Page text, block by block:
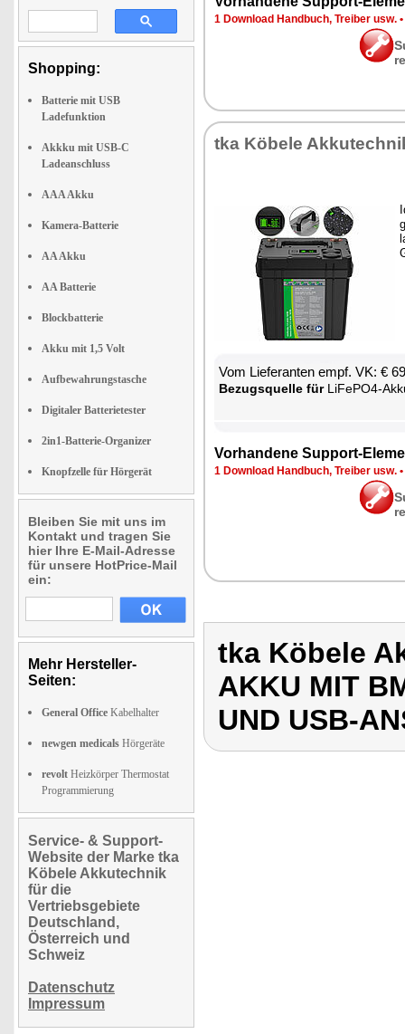
Shopping:
Batterie mit USB
Ladefunktion
Akkku mit USB-C
Ladeanschluss
AAA Akku
Kamera-Batterie
AA Akku
AA Batterie
Blockbatterie
Akku mit 1,5 Volt
Aufbewahrungstasche
Digitaler Batterietester
2in1-Batterie-Organizer
Knopfzelle für Hörgerät
Bleiben Sie mit uns im
Kontakt und tragen Sie
hier Ihre E-Mail-Adresse
für unsere HotPrice-Mail
ein:
Mehr Hersteller-
Seiten:
General Office Kabelhalter
newgen medicals Hörgeräte
revolt Heizkörper Thermostat
Programmierung
Service- & Support-
Website der Marke tka
Köbele Akkutechnik
für die
Vertriebsgebiete
Deutschland,
Österreich und
Schweiz
Datenschutz
Impressum
1 Down­load Hand­buch, Trei­ber usw. •
tka Kö­be­le
Vom Lie­fe­ran­ten empf. VK: €
Be­zugs­quel­le fürLiFe­PO4-Ak­ku mit BMS,
Vor­han­de­ne Sup­port-
1 Down­load Hand­buch, Trei­ber usw. •
tka Köbele
AKKU MIT
UND USB-